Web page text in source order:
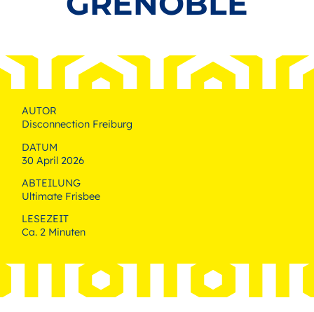
AUTOR
Disconnection Freiburg
DATUM
30 April 2026
ABTEILUNG
Ultimate Frisbee
LESEZEIT
Ca. 2 Minuten